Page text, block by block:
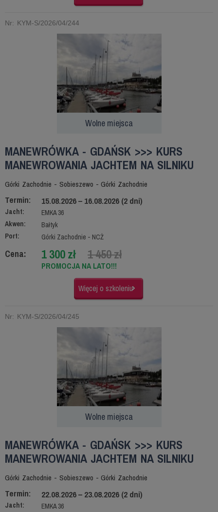
Nr: KYM-S/2026/04/244
Wolne miejsca
MANEWRÓWKA - GDAŃSK >>> KURS
MANEWROWANIA JACHTEM NA SILNIKU
Górki Zachodnie - Sobieszewo - Górki Zachodnie
Termin: 15.08.2026 – 16.08.2026 (2 dni)
Jacht:
EMKA 36
Akwen:
Bałtyk
Port:
Górki Zachodnie - NCŻ
Cena: 1 300 zł 1 450 zł
PROMOCJA NA LATO!!!
Więcej o szkoleniu
Nr: KYM-S/2026/04/245
Wolne miejsca
MANEWRÓWKA - GDAŃSK >>> KURS
MANEWROWANIA JACHTEM NA SILNIKU
Górki Zachodnie - Sobieszewo - Górki Zachodnie
Termin: 22.08.2026 – 23.08.2026 (2 dni)
Jacht:
EMKA 36